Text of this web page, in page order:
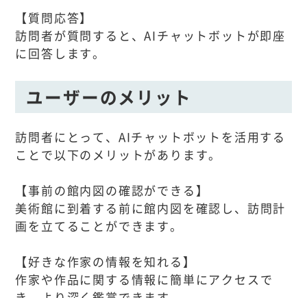
【質問応答】
訪問者が質問すると、AIチャットボットが即座
に回答します。
ユーザーのメリット
訪問者にとって、AIチャットボットを活用する
ことで以下のメリットがあります。
【事前の館内図の確認ができる】
美術館に到着する前に館内図を確認し、訪問計
画を立てることができます。
【好きな作家の情報を知れる】
作家や作品に関する情報に簡単にアクセスで